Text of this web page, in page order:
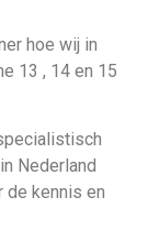
hoe wij in
13 , 14 en 15
Nederland
de kennis en